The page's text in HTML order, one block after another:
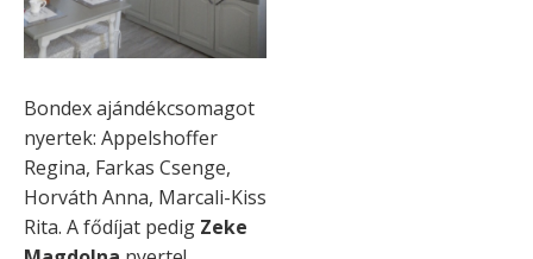
Bondex ajándékcsomagot
nyertek: Appelshoffer
Regina, Farkas Csenge,
Horváth Anna, Marcali-Kiss
Rita. A fődíjat pedig Zeke